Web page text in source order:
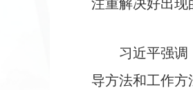
注重解决好出现
习近平强调
导方法和工作